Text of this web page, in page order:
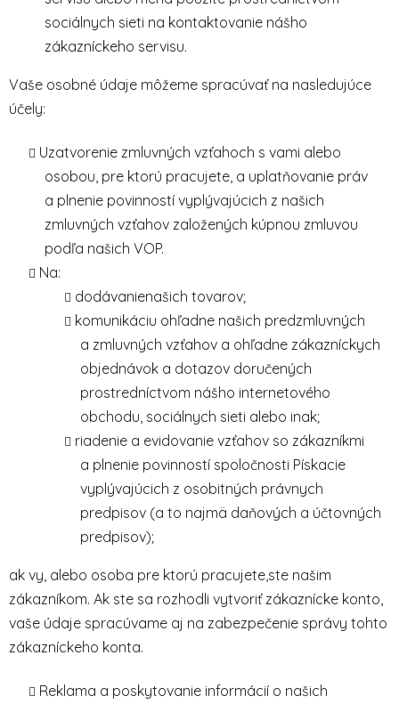
sociálnych sieti na kontaktovanie nášho
zákazníckeho servisu.
Vaše osobné údaje môžeme spracúvať na nasledujúce
účely:
Uzatvorenie zmluvných vzťahoch s vami alebo
osobou, pre ktorú pracujete, a uplatňovanie práv
a plnenie povinností vyplývajúcich z našich
zmluvných vzťahov založených kúpnou zmluvou
podľa našich VOP.
Na:
dodávanienašich tovarov;
komunikáciu ohľadne našich predzmluvných
a zmluvných vzťahov a ohľadne zákazníckych
objednávok a dotazov doručených
prostredníctvom nášho internetového
obchodu, sociálnych sieti alebo inak;
riadenie a evidovanie vzťahov so zákazníkmi
a plnenie povinností spoločnosti Pískacie
vyplývajúcich z osobitných právnych
predpisov (a to najmä daňových a účtovných
predpisov);
ak vy, alebo osoba pre ktorú pracujete,ste našim
zákazníkom. Ak ste sa rozhodli vytvoriť zákaznícke konto,
vaše údaje spracúvame aj na zabezpečenie správy tohto
zákazníckeho konta.
Reklama a poskytovanie informácií o našich